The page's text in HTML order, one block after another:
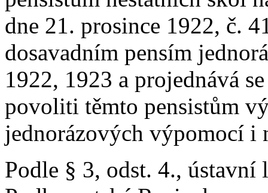
dne 21. prosince 1922, č.
dosavadním pensím
1922, 1923 a projednává
povoliti těmto pensistům
jednorázových výpomocí i
Podle § 3, odst. 4., ústavní